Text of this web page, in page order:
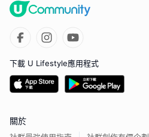
下載 U Lifestyle應用程式
關於